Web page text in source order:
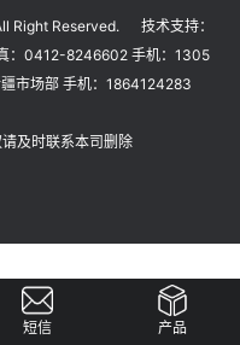
Right Reserved. 技术支持：
：0412-8246602 手机：1305
市场部 手机：1864124283
权请及时联系本司删除
短信 产品